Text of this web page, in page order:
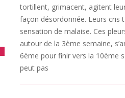
tortillent, grimacent, agitent
façon désordonnée. Leurs cris
sensation de malaise. Ces
autour de la 3ème semaine,
6ème pour finir vers la 10ème
peut pas